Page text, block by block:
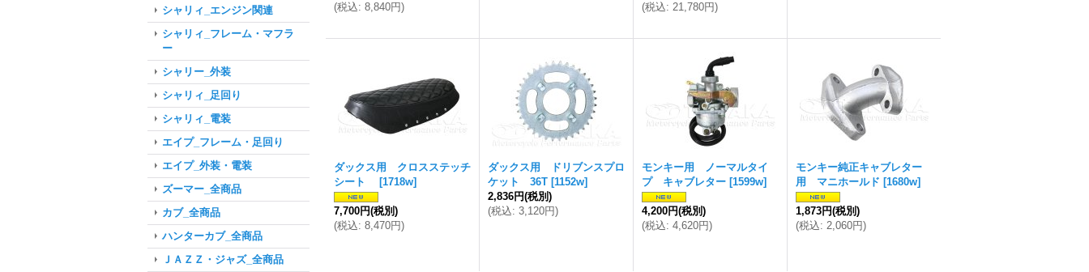
シャリィ_エンジン関連
シャリィ_フレーム・マフラ
ー
シャリー_外装
シャリィ_足回り
シャリィ_電装
エイプ_フレーム・足回り
エイプ_外装・電装
ズーマー_全商品
カブ_全商品
ハンターカブ_全商品
ＪＡＺＺ・ジャズ_全商品
(税込: 8,840円)
(税込: 21,780円)
ダックス用 クロスステッチ
シート
[1718w]
7,700円(税別)
(税込: 8,470円)
ダックス用 ドリブンスプロ
ケット 36T [1152w]
2,836円(税別)
(税込: 3,120円)
モンキー用 ノーマルタイ
プ キャブレター [1599w]
4,200円(税別)
(税込: 4,620円)
モンキー純正キャブレター
用 マニホールド [1680w]
1,873円(税別)
(税込: 2,060円)